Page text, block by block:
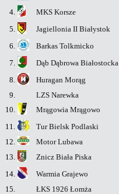
4.
MKS Korsze
5.
Jagiellonia II Białystok
6.
Barkas Tolkmicko
7.
Dąb Dąbrowa Białostocka
8.
Huragan Morąg
9.
LZS Narewka
10.
Mrągowia Mrągowo
11.
Tur Bielsk Podlaski
12.
Motor Lubawa
13.
Znicz Biała Piska
14.
Warmia Grajewo
15.
ŁKS 1926 Łomża